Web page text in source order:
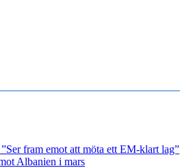
fram emot att möta ett EM-klart lag”
Albanien i mars